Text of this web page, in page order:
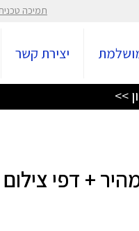
תמיכה
יצירת קשר